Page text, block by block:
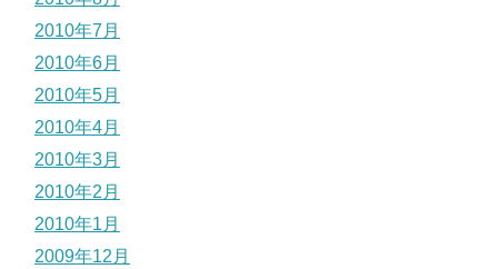
2010年7月
2010年6月
2010年5月
2010年4月
2010年3月
2010年2月
2010年1月
2009年12月